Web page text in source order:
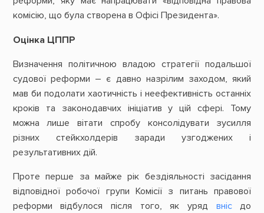
комісію, що була створена в Офісі Президента».
Оцінка ЦППР
Визначення політичною владою стратегії подальшої
судової реформи – є давно назрілим заходом, який
мав би подолати хаотичність і неефективність останніх
кроків та законодавчих ініціатив у цій сфері. Тому
можна лише вітати спробу консолідувати зусилля
різних стейкхолдерів заради узгоджених і
результативних дій.
Проте перше за майже рік бездіяльності засідання
відповідної робочої групи Комісії з питань правової
реформи відбулося після того, як уряд внісдо